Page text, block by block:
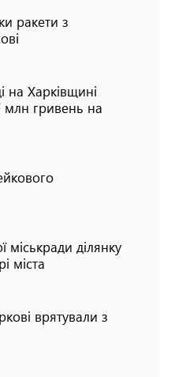
ракети з
на Харківщині
млн гривень на
міськради ділянку
міста
врятували з